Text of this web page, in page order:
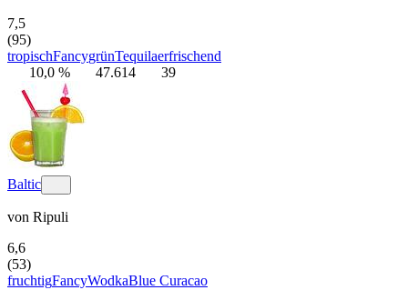
7,5
(95)
tropischFancygrünTequilaerfrischend
10,0 %
47.614 39
Baltic
von Ripuli
6,6
(53)
fruchtigFancyWodkaBlue Curacao